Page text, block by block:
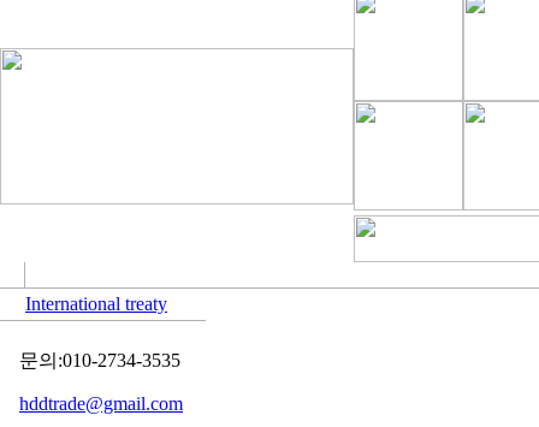
International treaty
문의:010-2734-3535
hddtrade@gmail.com